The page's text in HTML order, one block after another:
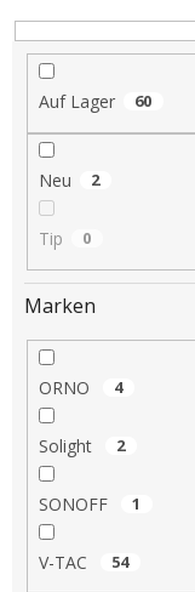
t
Auf Lager 60
Neu 2
Tip 0
Marken
ORNO 4
Solight 2
SONOFF 1
V-TAC 54